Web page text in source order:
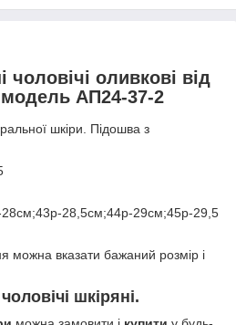
чоловічі оливкові від
АП24-37-2
шкіри. Підошва з
28,5см;44р-29см;45р-29,5
можна вказати бажаний розмір і
шкіряні.